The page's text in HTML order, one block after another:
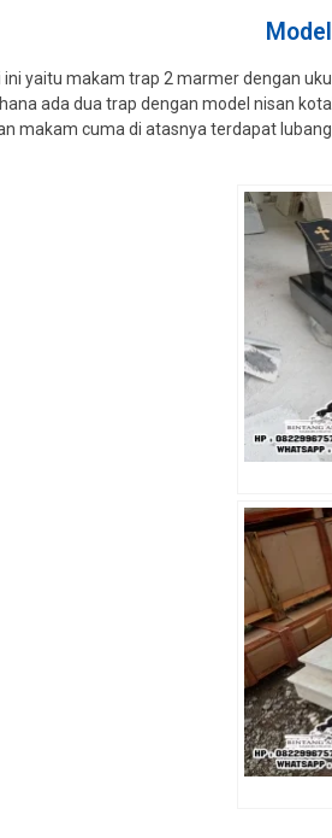
ini yaitu makam trap 2 marmer dengan
ada dua trap dengan model nisan
makam cuma di atasnya terdapat